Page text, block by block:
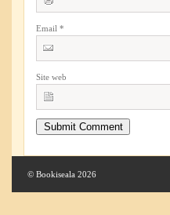
Email *
Site web
© Bookiseala 2026